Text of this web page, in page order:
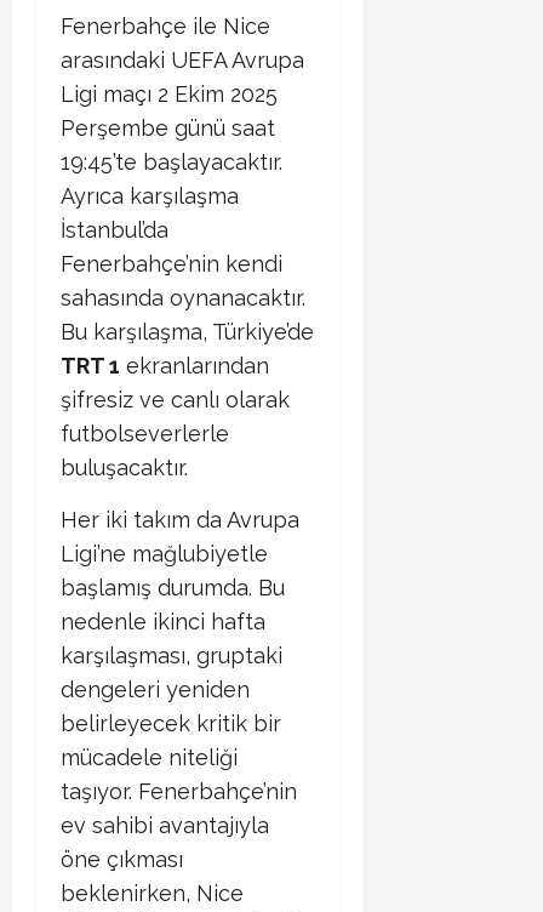
Fenerbahçe ile Nice
arasındaki UEFA Avrupa
Ligi maçı 2 Ekim 2025
Perşembe günü saat
19:45’te başlayacaktır.
Ayrıca karşılaşma
İstanbul’da
Fenerbahçe’nin kendi
sahasında oynanacaktır.
Bu karşılaşma, Türkiye’de
TRT 1 ekranlarından
şifresiz ve canlı olarak
futbolseverlerle
buluşacaktır.
Her iki takım da Avrupa
Ligi’ne mağlubiyetle
başlamış durumda. Bu
nedenle ikinci hafta
karşılaşması, gruptaki
dengeleri yeniden
belirleyecek kritik bir
mücadele niteliği
taşıyor. Fenerbahçe’nin
ev sahibi avantajıyla
öne çıkması
beklenirken, Nice